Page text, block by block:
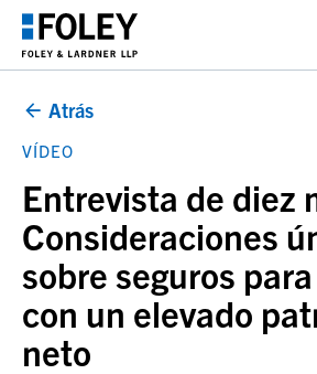
Atrás
VÍDEO
Entrevista de diez
Consideraciones
sobre seguros
con un elevado
neto